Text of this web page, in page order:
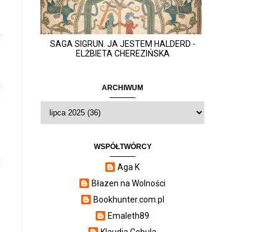
SAGA SIGRUN. JA JESTEM HALDERD -
ELŻBIETA CHEREZIŃSKA
ARCHIWUM
WSPÓŁTWÓRCY
Aga K
Błazen na Wolności
Bookhunter.com.pl
Emaleth89